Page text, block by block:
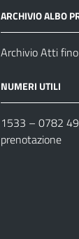
ARCHIVIO ALBO
Archivio Atti
NUMERI UTILI
1533 – 0782
prenotazione